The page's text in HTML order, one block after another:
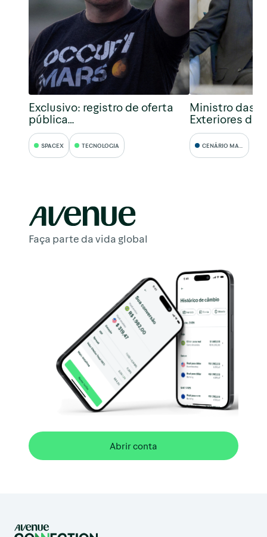
Exclusivo: registro de oferta
pública…
SPACEX TECNOLOGIA
Ministro das
Exteriores da
CENÁRIO MACRO
Faça parte da vida global
Abrir conta